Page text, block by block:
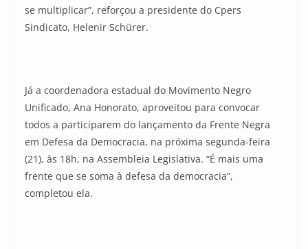
se multiplicar”, reforçou a presidente do Cpers
Sindicato, Helenir Schürer.
Já a coordenadora estadual do Movimento Negro
Unificado, Ana Honorato, aproveitou para convocar
todos a participarem do lançamento da Frente Negra
em Defesa da Democracia, na próxima segunda-feira
(21), às 18h, na Assembleia Legislativa. “É mais uma
frente que se soma à defesa da democracia”,
completou ela.